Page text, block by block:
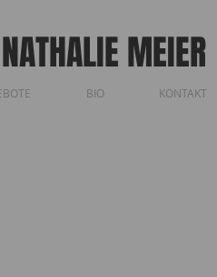
MEIER
BIO KONTAKT